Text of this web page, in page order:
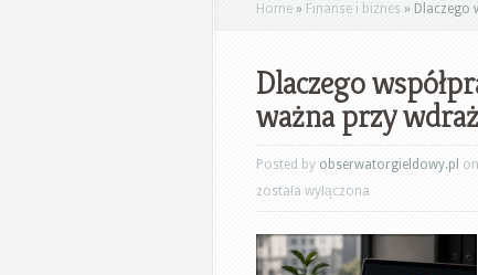
Home » Finanse i biznes » Dlaczego
Dlaczego
ważna przy
Posted by obserwatorgieldowy.pl
została wyłączona